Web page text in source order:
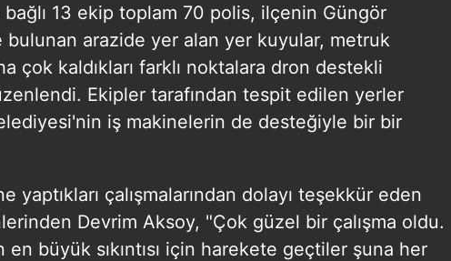
13 ekip toplam 70 polis, ilçenin Güngör
bulunan arazide yer alan yer kuyular, metruk
çok kaldıkları farklı noktalara dron destekli
Ekipler tarafından tespit edilen yerler
iş makinelerin de desteğiyle bir bir
yaptıkları çalışmalarından dolayı teşekkür eden
Devrim Aksoy, "Çok güzel bir çalışma oldu.
en büyük sıkıntısı için harekete geçtiler şuna her